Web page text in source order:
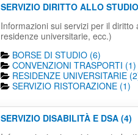
SERVIZIO DIRITTO ALLO
Informazioni sui servizi per il
residenze universitarie, ecc.)
BORSE DI STUDIO (6)
CONVENZIONI TRASPORTI (1)
RESIDENZE UNIVERSITARIE
SERVIZIO RISTORAZIONE (1)
SERVIZIO DISABILITÀ E DSA (4)